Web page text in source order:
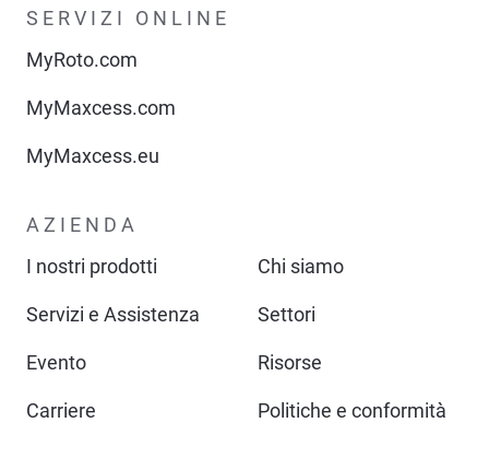
SERVIZI ONLINE
MyRoto.com
MyMaxcess.com
MyMaxcess.eu
AZIENDA
I nostri prodotti
Chi siamo
Servizi e Assistenza Settori
Evento Risorse
Carriere Politiche e conformità